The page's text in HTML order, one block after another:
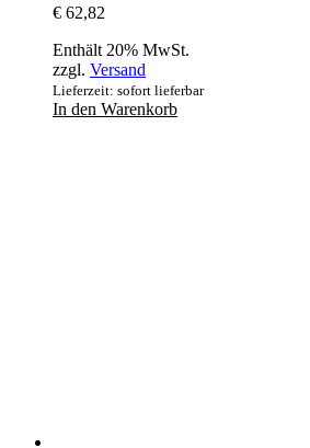
€ 62,82
Enthält 20% MwSt.
zzgl. Versand
Lieferzeit: sofort lieferbar
In den Warenkorb